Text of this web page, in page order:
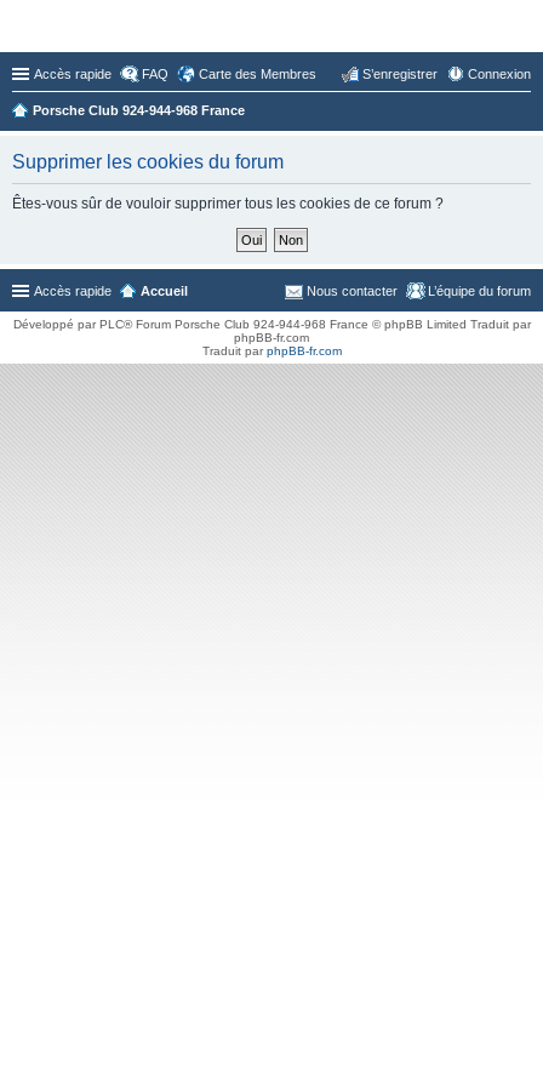
Accès rapide FAQ Carte des Membres Connexion
S’enregistrer
Porsche Club 924-944-968 France
Supprimer les cookies du forum
Êtes-vous sûr de vouloir supprimer tous les cookies de ce forum ?
Accès rapide Accueil L’équipe du forum
Nous contacter
Développé par PLC® Forum Porsche Club 924-944-968 France © phpBB Limited Traduit par
phpBB-fr.com
Traduit parphpBB-fr.com